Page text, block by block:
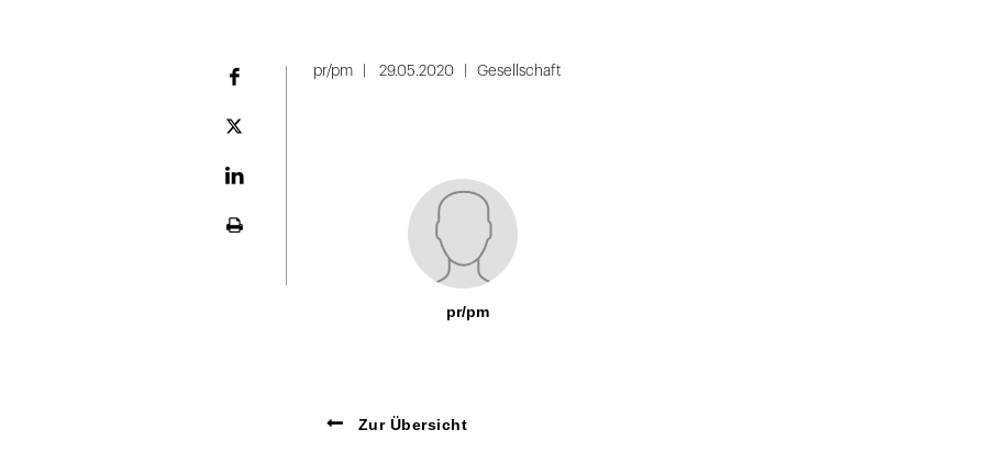
Plattform
pr/pm 29.05.2020 Gesellschaft
pr/pm
Zur Übersicht